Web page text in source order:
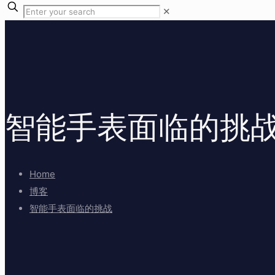
✕
智能手表面临的挑
Home
博客
智能手表面临的挑战